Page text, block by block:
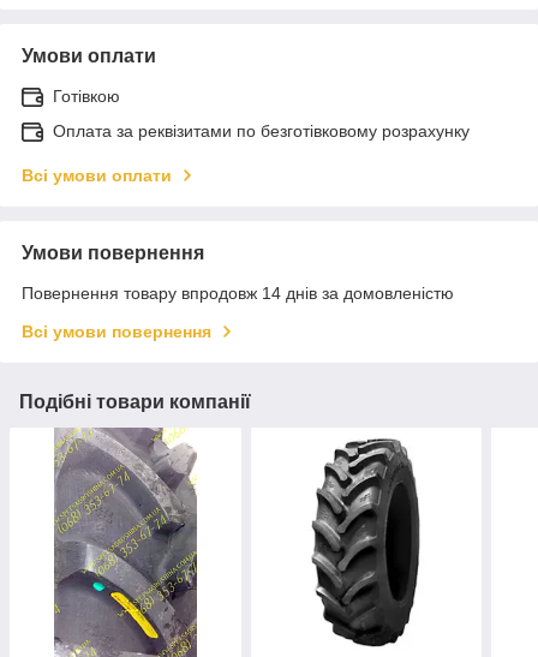
Умови оплати
Готівкою
Оплата за реквізитами по безготівковому розрахунку
Всі умови оплати
Умови повернення
Повернення товару впродовж 14 днів за домовленістю
Всі умови повернення
Подібні товари компанії